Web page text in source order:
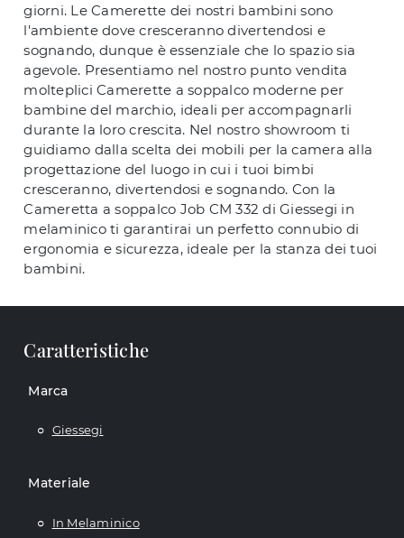
giorni. Le Camerette dei nostri bambini sono
l'ambiente dove cresceranno divertendosi e
sognando, dunque è essenziale che lo spazio sia
agevole. Presentiamo nel nostro punto vendita
molteplici Camerette a soppalco moderne per
bambine del marchio, ideali per accompagnarli
durante la loro crescita. Nel nostro showroom ti
guidiamo dalla scelta dei mobili per la camera alla
progettazione del luogo in cui i tuoi bimbi
cresceranno, divertendosi e sognando. Con la
Cameretta a soppalco Job CM 332 di Giessegi in
melaminico ti garantirai un perfetto connubio di
ergonomia e sicurezza, ideale per la stanza dei tuoi
bambini.
Caratteristiche
Marca
Giessegi
Materiale
In Melaminico